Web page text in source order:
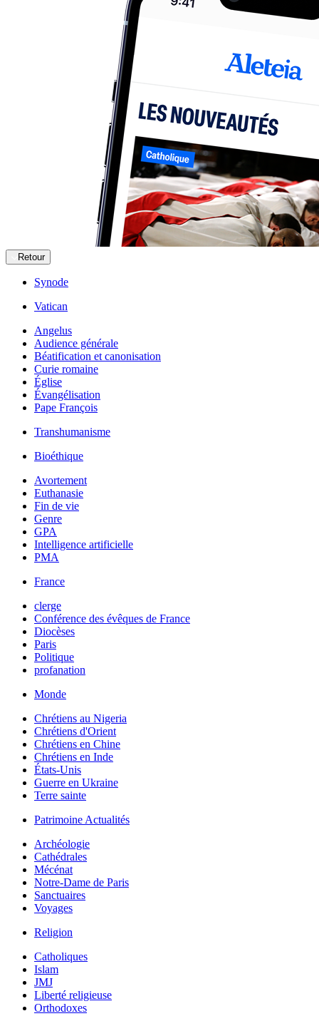
Retour
Synode
Vatican
Angelus
Audience générale
Béatification et canonisation
Curie romaine
Église
Évangélisation
Pape François
Transhumanisme
Bioéthique
Avortement
Euthanasie
Fin de vie
Genre
GPA
Intelligence artificielle
PMA
France
clerge
Conférence des évêques de France
Diocèses
Paris
Politique
profanation
Monde
Chrétiens au Nigeria
Chrétiens d'Orient
Chrétiens en Chine
Chrétiens en Inde
États-Unis
Guerre en Ukraine
Terre sainte
Patrimoine Actualités
Archéologie
Cathédrales
Mécénat
Notre-Dame de Paris
Sanctuaires
Voyages
Religion
Catholiques
Islam
JMJ
Liberté religieuse
Orthodoxes